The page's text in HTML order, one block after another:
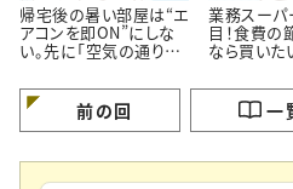
帰宅後の暑い部屋は“エ
アコンを即ON”にしな
い。先に「空気の通り
業務スーパ
目！食費の
なら買いた
前の回 一